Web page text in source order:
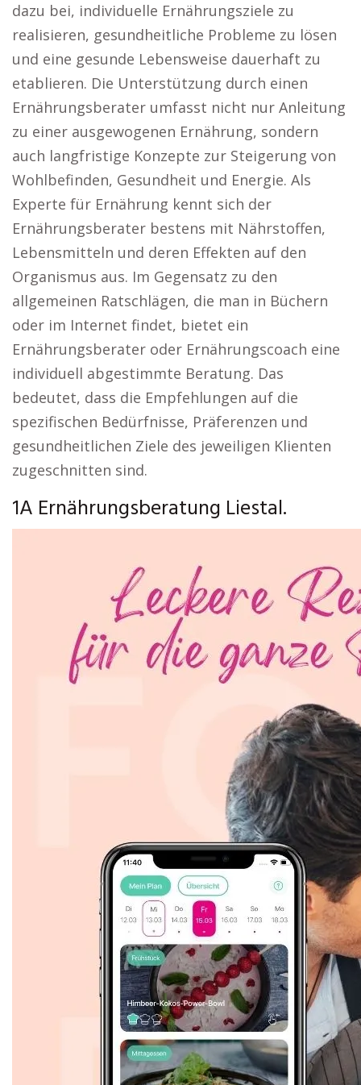
dazu bei, individuelle Ernährungsziele zu
realisieren, gesundheitliche Probleme zu lösen
und eine gesunde Lebensweise dauerhaft zu
etablieren. Die Unterstützung durch einen
Ernährungsberater umfasst nicht nur Anleitung
zu einer ausgewogenen Ernährung, sondern
auch langfristige Konzepte zur Steigerung von
Wohlbefinden, Gesundheit und Energie. Als
Experte für Ernährung kennt sich der
Ernährungsberater bestens mit Nährstoffen,
Lebensmitteln und deren Effekten auf den
Organismus aus. Im Gegensatz zu den
allgemeinen Ratschlägen, die man in Büchern
oder im Internet findet, bietet ein
Ernährungsberater oder Ernährungscoach eine
individuell abgestimmte Beratung. Das
bedeutet, dass die Empfehlungen auf die
spezifischen Bedürfnisse, Präferenzen und
gesundheitlichen Ziele des jeweiligen Klienten
zugeschnitten sind.
1A Ernährungsberatung Liestal.